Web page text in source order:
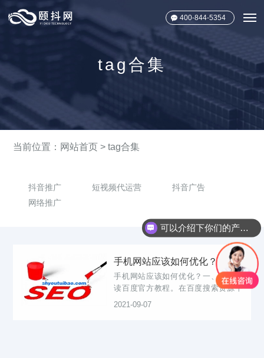
400-844-5354
tag合集
当前位置： 网站首页 >tag合集
抖音推广 短视频代运营
抖音广告
网络推广
手机网站应该如何优化？
手机网站应该如何优化？一、推荐阅
读百度官方教程。在百度搜索资源平
台上有很多关于手机网站优化的教
2021-09-07
可以介绍下你们的产品么？